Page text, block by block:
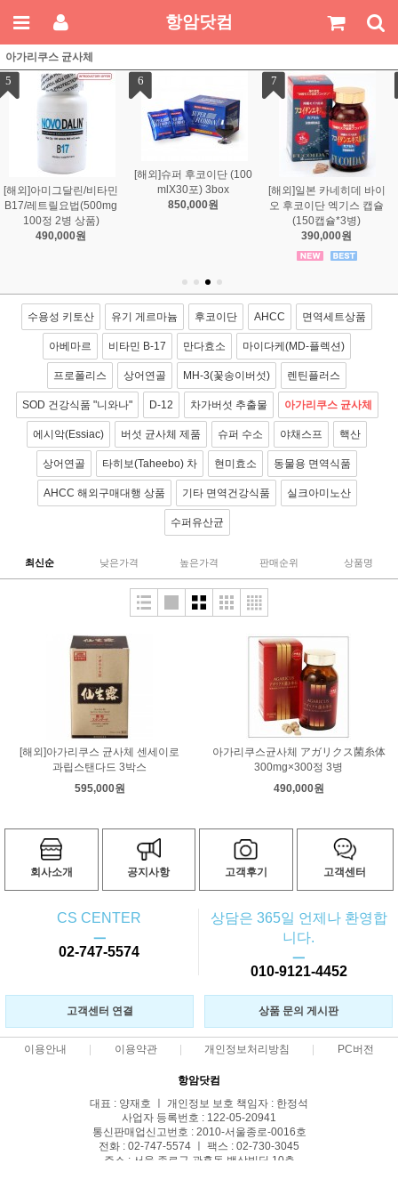
항암닷컴
아가리쿠스 균사체
7
[해외]일본 카네히데 바이
오 후코이단 엑기스 캡슐
(150캡슐*3병)
390,000원
[해외][만다효소]일본 만다
효소 금인 5년 숙성 145g
9
[해외][만다효소]
효소 3년 숙성
480,000
수용성 키토산 유기 게르마늄 후코이단 AHCC 면역세트상품
아베마르 비타민 B-17 만다효소 마이다케(MD-플렉션)
프로폴리스 상어연골 MH-3(꽃송이버섯) 렌틴플러스
SOD 건강식품 "니와나" D-12 차가버섯 추출물 아가리쿠스 균사체
에시악(Essiac) 버섯 균사체 제품 슈퍼 수소 야채스프 핵산
상어연골 타히보(Taheebo) 차 현미효소 동물용 면역식품
AHCC 해외구매대행 상품 기타 면역건강식품 실크아미노산
수퍼유산균
최신순 낮은가격 높은가격 판매순위 상품명
[해외]아가리쿠스 균사체 센세이로
과립스탠다드 3박스
595,000원
아가리쿠스균사체 アガリクス菌糸体
300mg×300정 3병
490,000원
회사소개 공지사항 고객후기 고객센터
CS CENTER
ㅡ
02-747-5574
상담은 365일 언제나 환영합
니다.
ㅡ
010-9121-4452
고객센터 연결 상품 문의 게시판
이용안내 이용약관 개인정보처리방침 PC버전
항암닷컴
대표 : 양재호 ㅣ 개인정보 보호 책임자 : 한정석
사업자 등록번호 : 122-05-20941
통신판매업신고번호 : 2010-서울종로-0016호
전화 : 02-747-5574 ㅣ 팩스 : 02-730-3045
주소 : 서울 종로구 관훈동 백상빌딩 10층